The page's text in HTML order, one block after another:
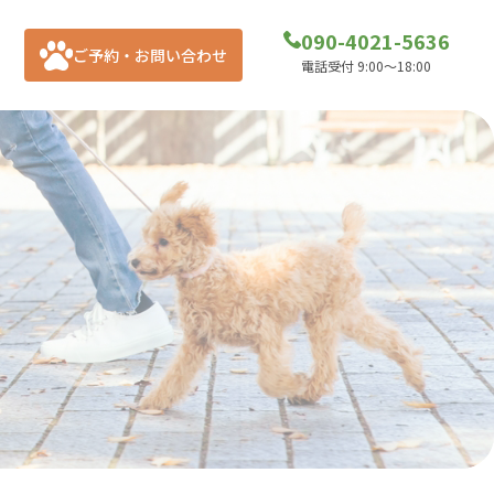
ご予約・お問い合わせ 090-4021-5636
電話受付 9:00～18:00